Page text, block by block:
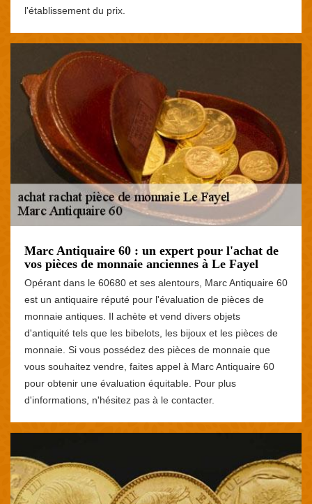
l'établissement du prix.
Marc Antiquaire 60 : un expert pour l'achat de
vos pièces de monnaie anciennes à Le Fayel
Opérant dans le 60680 et ses alentours, Marc Antiquaire 60
est un antiquaire réputé pour l'évaluation de pièces de
monnaie antiques. Il achète et vend divers objets
d'antiquité tels que les bibelots, les bijoux et les pièces de
monnaie. Si vous possédez des pièces de monnaie que
vous souhaitez vendre, faites appel à Marc Antiquaire 60
pour obtenir une évaluation équitable. Pour plus
d'informations, n'hésitez pas à le contacter.